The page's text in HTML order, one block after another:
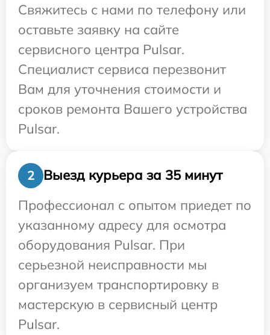
Свяжитесь с нами по телефону или
оставьте заявку на сайте
сервисного центра Pulsar.
Специалист сервиса перезвонит
Вам для уточнения стоимости и
сроков ремонта Вашего устройства
Pulsar.
2
Выезд курьера за 35 минут
Профессионал с опытом приедет по
указанному адресу для осмотра
оборудования Pulsar. При
серьезной неисправности мы
организуем транспортировку в
мастерскую в сервисный центр
Pulsar.